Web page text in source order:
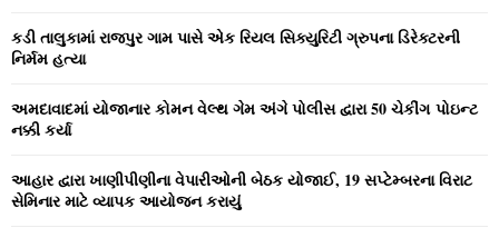
C
કડી તાલુકામાં રાજપુર ગામ પાસે એક રિયલ સિક્યુરિટી ગ્રુપના ડિરેક્ટરની
નિર્મમ હત્યા
અમદાવાદમાં યોજાનાર કોમન વેલ્‍થ ગેમ અંગે પોલીસ દ્વારા 50 ચેકીંગ પોઇન્‍ટ
નક્કી કર્યા
આહાર દ્વારા ખાણીપીણીના વેપારીઓની બેઠક યોજાઈ, 19 સપ્ટેમ્બરના વિરાટ
સેમિનાર માટે વ્યાપક આયોજન કરાયું